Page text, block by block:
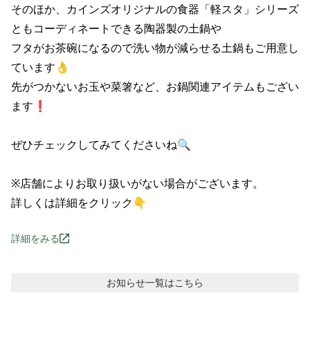
そのほか、カインズオリジナルの食器「軽スタ」シリーズ
ともコーディネートできる陶器製の土鍋や
フタがお茶碗になるので洗い物が減らせる土鍋もご用意し
ています👌
先がつかないお玉や菜箸など、お鍋関連アイテムもござい
ます❗
ぜひチェックしてみてくださいね🔍
※店舗によりお取り扱いがない場合がございます。
詳しくは詳細をクリック👇
詳細をみる
お知らせ一覧はこちら